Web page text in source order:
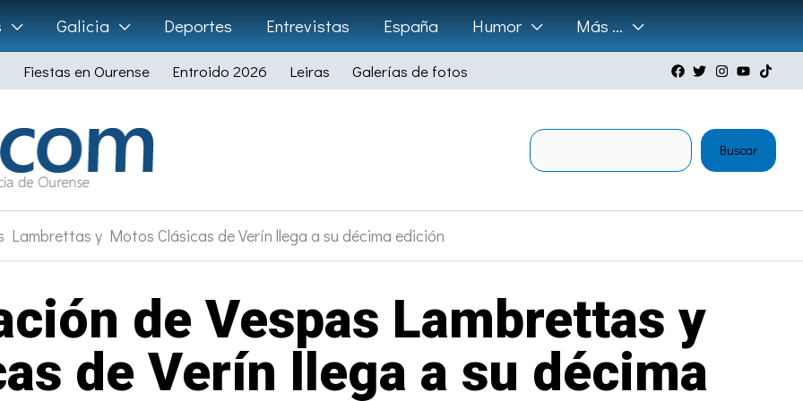
Galicia Deportes Entrevistas España Humor Más …
Fiestas en Ourense Entroido 2026 Leiras Galerías de fotos
Buscar
Lambrettas y Motos Clásicas de Verín llega a su décima edición
de Vespas Lambrettas y
de Verín llega a su décima